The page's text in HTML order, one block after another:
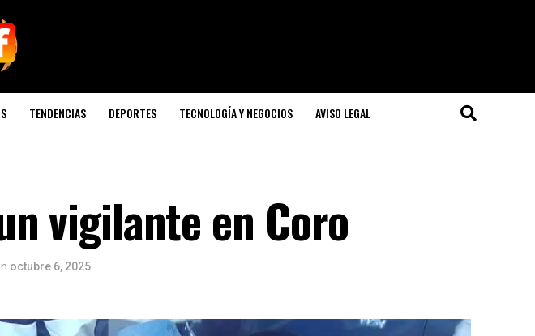
TENDENCIAS DEPORTES TECNOLOGÍA Y NEGOCIOS AVISO LEGAL
vigilante en Coro
octubre 6, 2025